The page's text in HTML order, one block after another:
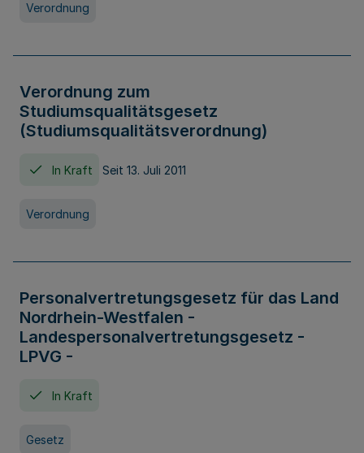
Verordnung
Verordnung zum
Studiumsqualitätsgesetz
(Studiumsqualitätsverordnung)
In Kraft Seit 13. Juli 2011
Verordnung
Personalvertretungsgesetz für das Land
Nordrhein-Westfalen -
Landespersonalvertretungsgesetz -
LPVG -
In Kraft
Gesetz